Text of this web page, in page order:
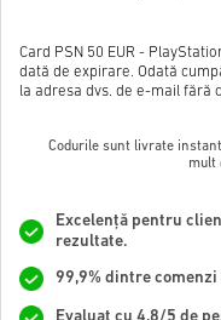
Card PSN 50 EUR -
dată de expirare. Odată
la adresa dvs. de e-mail fără
Codurile sunt livrate
mult
Excelență pentru
rezultate.
99,9% dintre